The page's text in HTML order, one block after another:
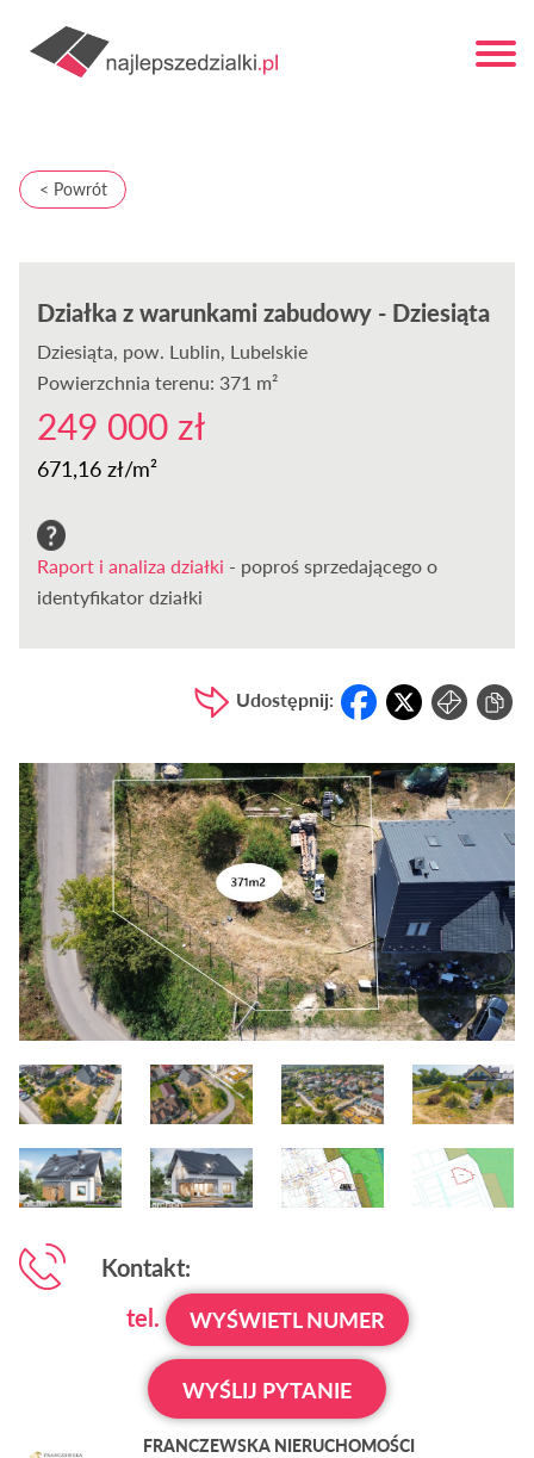
< Powrót
Działka z warunkami zabudowy - Dziesiąta
Dziesiąta, pow. Lublin, Lubelskie
Powierzchnia terenu: 371 m²
249 000 zł
671,16 zł/m²
Raport i analiza działki - poproś sprzedającego o
identyfikator działki
Udostępnij:
Kontakt:
tel.
WYŚWIETL NUMER
WYŚLIJ PYTANIE
FRANCZEWSKA NIERUCHOMOŚCI